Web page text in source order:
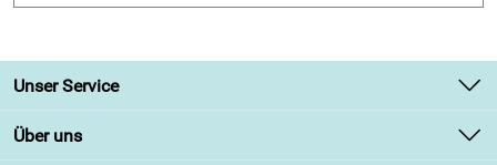
Bewertungsdatum: 07.07.2010
Unser Service
Kontakt
Über uns